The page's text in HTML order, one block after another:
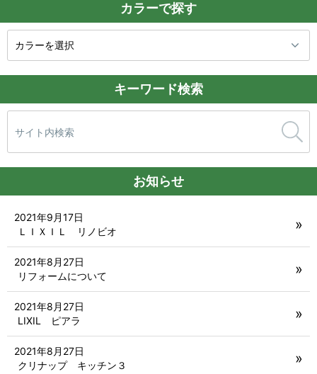
カラーで探す
キーワード検索
索:
お知らせ
ＬＩＸＩＬ リノビオ
2021年9月17日
リフォームについて
2021年8月27日
LIXIL ピアラ
2021年8月27日
クリナップ キッチン３
2021年8月27日